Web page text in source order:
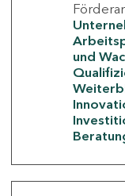
und